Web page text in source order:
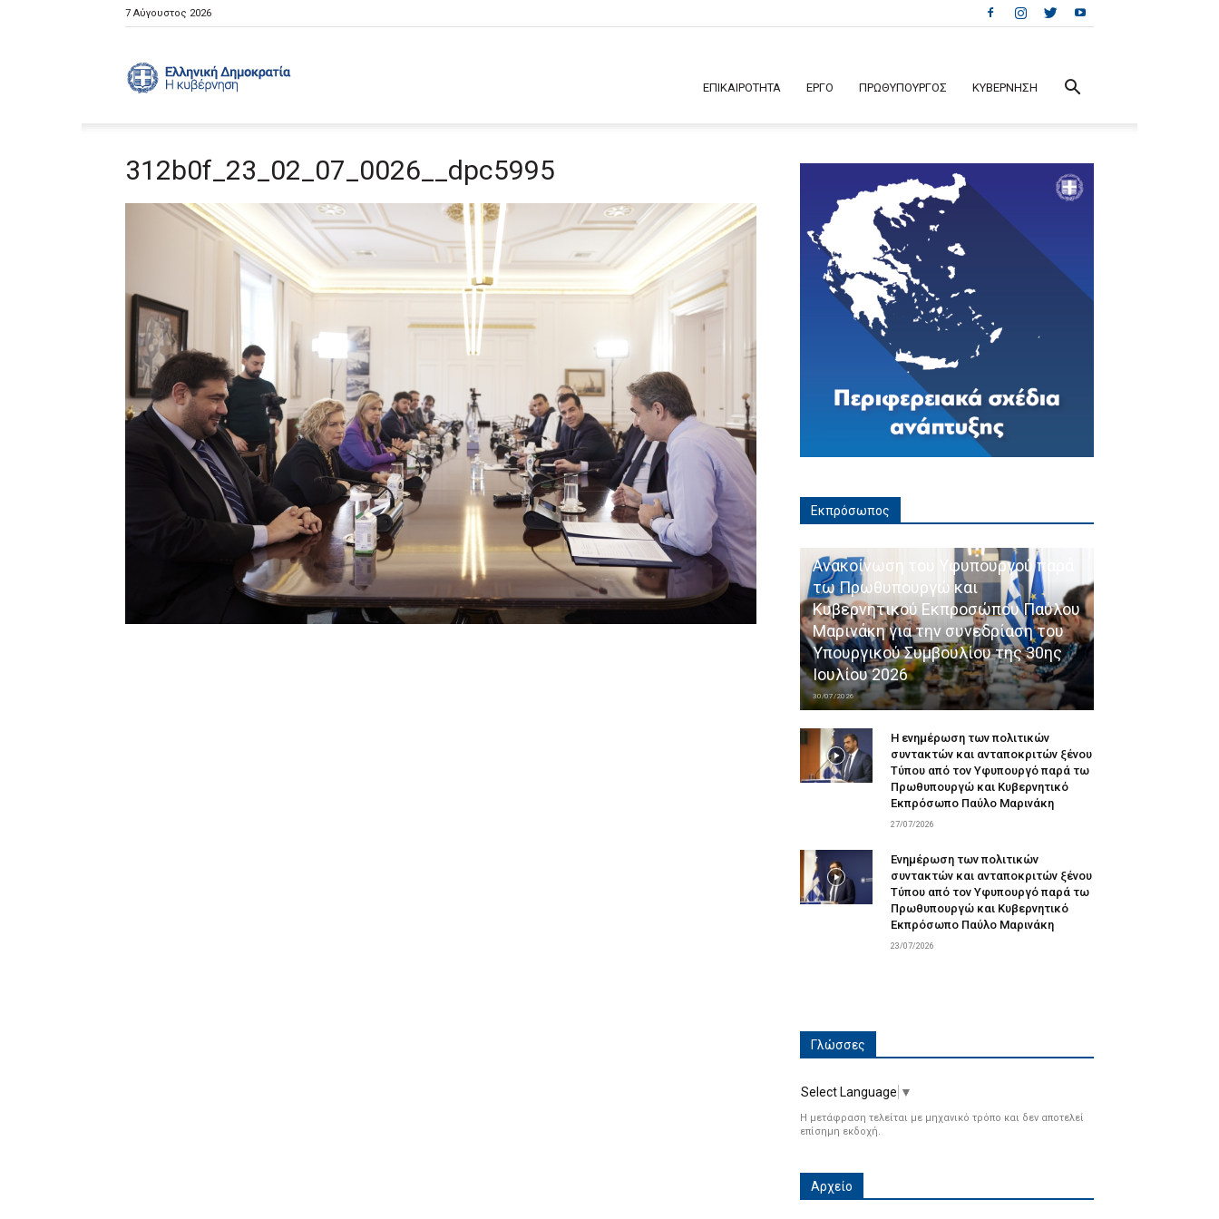
7 Αύγουστος 2026
Κυβέρνηση
ΕΠΙΚΑΙΡΟΤΗΤΑ ΕΡΓΟ ΠΡΩΘΥΠΟΥΡΓΟΣ ΚΥΒΕΡΝΗΣΗ
312b0f_23_02_07_0026__dpc5995
Εκπρόσωπος
Ανακοίνωση του Υφυπουργού παρά
τω Πρωθυπουργώ και
Κυβερνητικού Εκπροσώπου Παύλου
Μαρινάκη για την συνεδρίαση του
Υπουργικού Συμβουλίου της 30ης
Ιουλίου 2026
30/07/2026
Η ενημέρωση των πολιτικών
συντακτών και ανταποκριτών ξένου
Τύπου από τον Υφυπουργό παρά τω
Πρωθυπουργώ και Κυβερνητικό
Εκπρόσωπο Παύλο Μαρινάκη
27/07/2026
Ενημέρωση των πολιτικών
συντακτών και ανταποκριτών ξένου
Τύπου από τον Υφυπουργό παρά τω
Πρωθυπουργώ και Κυβερνητικό
Εκπρόσωπο Παύλο Μαρινάκη
23/07/2026
Γλώσσες
Select Language ▼
Η μετάφραση τελείται με μηχανικό τρόπο και δεν αποτελεί
επίσημη εκδοχή.
Αρχείο